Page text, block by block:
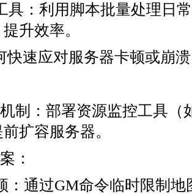
具：利用脚本批量处理日
升效率。
快速应对服务器卡顿或崩
制：部署资源监控工具（
扩容服务器。
：
：通过GM命令临时限制